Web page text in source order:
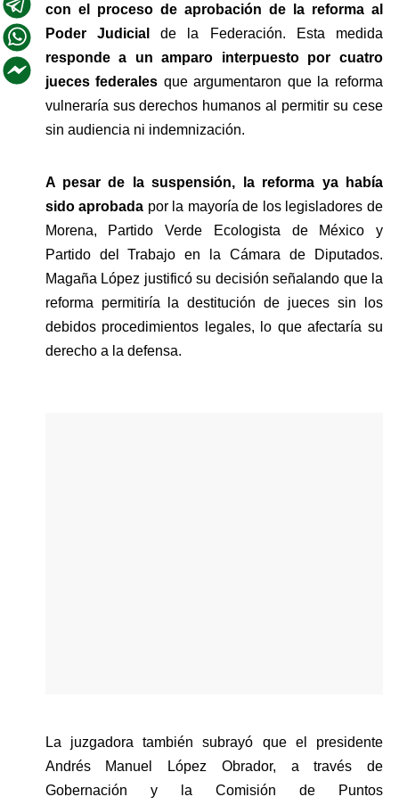
con el proceso de aprobación de la reforma al
Poder Judicial
responde a un amparo interpuesto por cuatro
jueces federales que argumentaron que la reforma
vulneraría sus derechos humanos al permitir su cese
sin audiencia ni indemnización.
A pesar de la suspensión, la reforma ya había
sido aprobada por la mayoría de los legisladores de
Morena, Partido Verde Ecologista de México y
Partido del Trabajo en la Cámara de Diputados.
Magaña López justificó su decisión señalando que la
reforma permitiría la destitución de jueces sin los
debidos procedimientos legales, lo que afectaría su
derecho a la defensa.
La juzgadora también subrayó que el presidente
Andrés Manuel López Obrador, a través de
Gobernación y la Comisión de Puntos